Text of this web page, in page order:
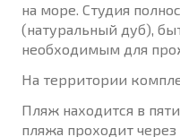
на море. Студия
(натуральный дуб),
необходимым для
На территории
Пляж находится в
пляжа проходит